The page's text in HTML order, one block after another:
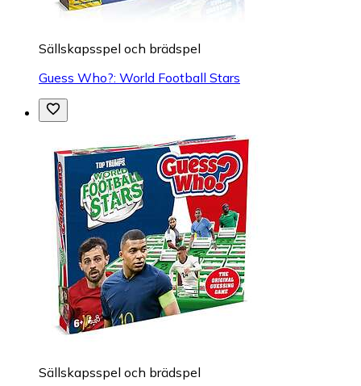
Sällskapsspel och brädspel
Guess Who?: World Football Stars
Sällskapsspel och brädspel